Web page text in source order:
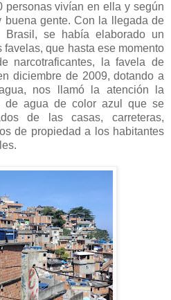
personas vivían en ella y según
buena gente. Con la llegada de
se había elaborado un
que hasta ese momento
narcotraficantes, la favela de
diciembre de 2009, dotando a
nos llamó la atención la
de agua de color azul que se
de las casas, carreteras,
de propiedad a los habitantes